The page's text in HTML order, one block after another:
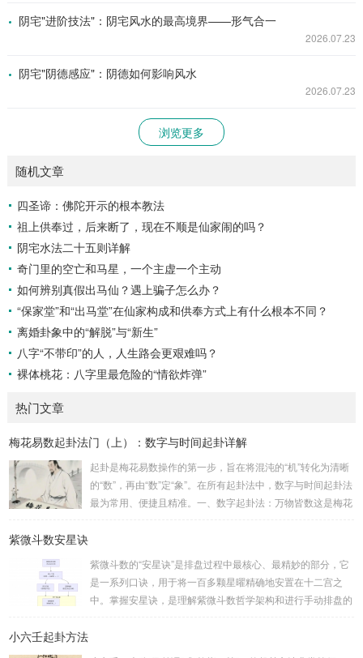
阴宅"进阶技法"：阴宅风水的最高境界——形气合一
2026.07.23
阴宅"阴德感应"：阴德如何影响风水
2026.07.23
浏览更多
随机文章
四圣谛：佛陀开示的根本教法
祖上供奉过，后来断了，现在不顺是仙家闹的吗？
阴宅水法二十五则详解
奇门里的空亡和马星，一个主虚一个主动
如何辨别真假出马仙？遇上骗子怎么办？
“保家堂”和“出马堂”在仙家构成和供奉方式上有什么根本不同？
离婚卦象中的“解脱”与“新生”
八字“不带印”的人，人生路会更艰难吗？
裸体桃花：八字里最危险的“情欲炸弹”
热门文章
梅花易数起卦法门（上）：数字与时间起卦详解
起卦是梅花易数操作的第一步，旨在将混沌的“机”转化为清晰
的“数”，再由“数”定“象”。在所有起卦法中，数字与时间起卦法
最为常用、便捷且精准。一、数字起卦法：万物皆数这是梅花
卦。如果数字是偶数位，则前后平分；如果是奇数位，则前部
分比后部分少一位。例如，数字 256：前一位 2 为上卦后两
位...
紫微斗数安星诀
紫微斗数的“安星诀”是排盘过程中最核心、最精妙的部分，它
是一系列口诀，用于将一百多颗星曜精确地安置在十二宫之
中。掌握安星诀，是理解紫微斗数哲学架构和进行手动排盘的
小六壬起卦方法